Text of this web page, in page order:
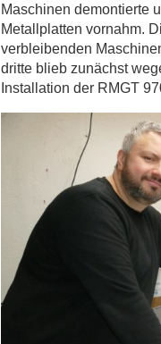
Maschinen demontierte
Metallplatten vornahm.
verbleibenden
dritte blieb zunächst
Installation der RMGT